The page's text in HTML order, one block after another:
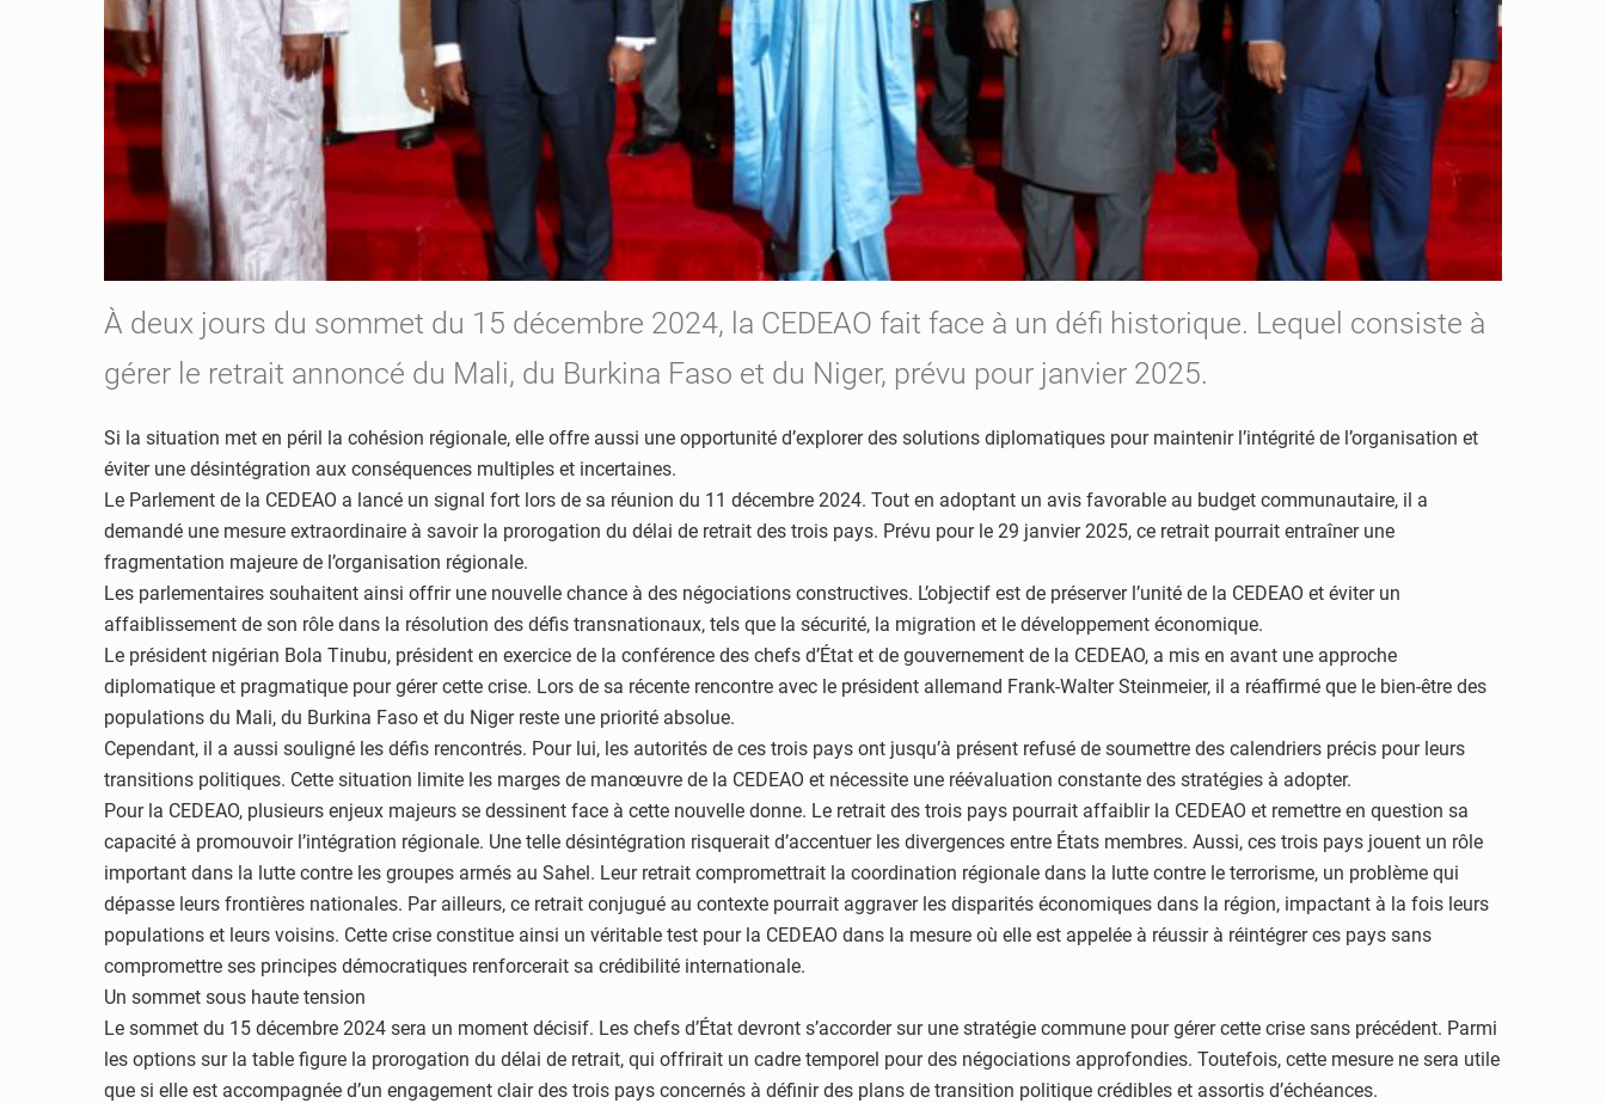
À deux jours du sommet du 15 décembre 2024, la CEDEAO fait face à un défi historique. Lequel consiste à
gérer le retrait annoncé du Mali, du Burkina Faso et du Niger, prévu pour janvier 2025.
Si la situation met en péril la cohésion régionale, elle offre aussi une opportunité d’explorer des solutions diplomatiques pour maintenir l’intégrité de l’organisation et
éviter une désintégration aux conséquences multiples et incertaines.
Le Parlement de la CEDEAO a lancé un signal fort lors de sa réunion du 11 décembre 2024. Tout en adoptant un avis favorable au budget communautaire, il a
demandé une mesure extraordinaire à savoir la prorogation du délai de retrait des trois pays. Prévu pour le 29 janvier 2025, ce retrait pourrait entraîner une
fragmentation majeure de l’organisation régionale.
Les parlementaires souhaitent ainsi offrir une nouvelle chance à des négociations constructives. L’objectif est de préserver l’unité de la CEDEAO et éviter un
affaiblissement de son rôle dans la résolution des défis transnationaux, tels que la sécurité, la migration et le développement économique.
Le président nigérian Bola Tinubu, président en exercice de la conférence des chefs d’État et de gouvernement de la CEDEAO, a mis en avant une approche
diplomatique et pragmatique pour gérer cette crise. Lors de sa récente rencontre avec le président allemand Frank-Walter Steinmeier, il a réaffirmé que le bien-être des
populations du Mali, du Burkina Faso et du Niger reste une priorité absolue.
Cependant, il a aussi souligné les défis rencontrés. Pour lui, les autorités de ces trois pays ont jusqu’à présent refusé de soumettre des calendriers précis pour leurs
transitions politiques. Cette situation limite les marges de manœuvre de la CEDEAO et nécessite une réévaluation constante des stratégies à adopter.
Pour la CEDEAO, plusieurs enjeux majeurs se dessinent face à cette nouvelle donne. Le retrait des trois pays pourrait affaiblir la CEDEAO et remettre en question sa
capacité à promouvoir l’intégration régionale. Une telle désintégration risquerait d’accentuer les divergences entre États membres. Aussi, ces trois pays jouent un rôle
important dans la lutte contre les groupes armés au Sahel. Leur retrait compromettrait la coordination régionale dans la lutte contre le terrorisme, un problème qui
dépasse leurs frontières nationales. Par ailleurs, ce retrait conjugué au contexte pourrait aggraver les disparités économiques dans la région, impactant à la fois leurs
populations et leurs voisins. Cette crise constitue ainsi un véritable test pour la CEDEAO dans la mesure où elle est appelée à réussir à réintégrer ces pays sans
compromettre ses principes démocratiques renforcerait sa crédibilité internationale.
Un sommet sous haute tension
Le sommet du 15 décembre 2024 sera un moment décisif. Les chefs d’État devront s’accorder sur une stratégie commune pour gérer cette crise sans précédent. Parmi
les options sur la table figure la prorogation du délai de retrait, qui offrirait un cadre temporel pour des négociations approfondies. Toutefois, cette mesure ne sera utile
que si elle est accompagnée d’un engagement clair des trois pays concernés à définir des plans de transition politique crédibles et assortis d’échéances.